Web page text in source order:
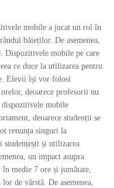
mobile a jucat un rol în
băieților. De asemenea,
mobile pe care
ce duce la utilizarea pentru
Elevii își vor folosi
deoarece profesorii nu
dispozitivele mobile
deoarece studenții se
renunța singuri la
studențești și utilizarea
un impact asupra
medie 7 ore și jumătate,
de vârstă. De asemenea,